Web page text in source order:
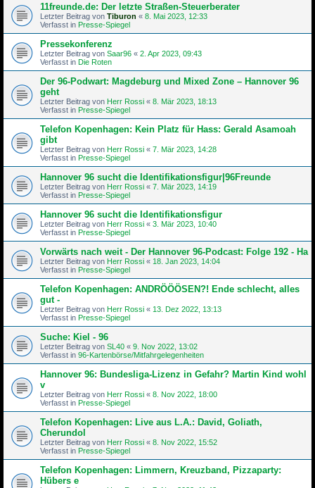
11freunde.de: Der letzte Straßen-Steu­er­be­rater
Letzter Beitrag von Tiburon « 8. Mai 2023, 12:33
Verfasst in Presse-Spiegel
Pressekonferenz
Letzter Beitrag von Saar96 « 2. Apr 2023, 09:43
Verfasst in Die Roten
Der 96-Podwart: Magdeburg und Mixed Zone – Hannover 96
geht
Letzter Beitrag von Herr Rossi « 8. Mär 2023, 18:13
Verfasst in Presse-Spiegel
Telefon Kopenhagen: Kein Platz für Hass: Gerald Asamoah
gibt
Letzter Beitrag von Herr Rossi « 7. Mär 2023, 14:28
Verfasst in Presse-Spiegel
Hannover 96 sucht die Identifikationsfigur|96Freunde
Letzter Beitrag von Herr Rossi « 7. Mär 2023, 14:19
Verfasst in Presse-Spiegel
Hannover 96 sucht die Identifikationsfigur
Letzter Beitrag von Herr Rossi « 3. Mär 2023, 10:40
Verfasst in Presse-Spiegel
Vorwärts nach weit - Der Hannover 96-Podcast: Folge 192 - Ha
Letzter Beitrag von Herr Rossi « 18. Jan 2023, 14:04
Verfasst in Presse-Spiegel
Telefon Kopenhagen: ANDRÖÖÖSEN?! Ende schlecht, alles
gut -
Letzter Beitrag von Herr Rossi « 13. Dez 2022, 13:13
Verfasst in Presse-Spiegel
Suche: Kiel - 96
Letzter Beitrag von SL40 « 9. Nov 2022, 13:02
Verfasst in 96-Kartenbörse/Mitfahrgelegenheiten
Hannover 96: Bundesliga-Lizenz in Gefahr? Martin Kind wohl
v
Letzter Beitrag von Herr Rossi « 8. Nov 2022, 18:00
Verfasst in Presse-Spiegel
Telefon Kopenhagen: Live aus L.A.: David, Goliath,
Cherundol
Letzter Beitrag von Herr Rossi « 8. Nov 2022, 15:52
Verfasst in Presse-Spiegel
Telefon Kopenhagen: Limmern, Kreuzband, Pizzaparty:
Hübers e